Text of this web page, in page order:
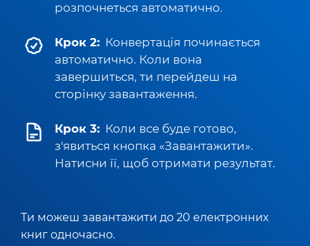
розпочнеться автоматично.
Крок 2: Конвертація починається
автоматично. Коли вона
завершиться, ти перейдеш на
сторінку завантаження.
Крок 3: Коли все буде готово,
з'явиться кнопка «Завантажити».
Натисни її, щоб отримати результат.
Ти можеш завантажити до 20 електронних
книг одночасно.